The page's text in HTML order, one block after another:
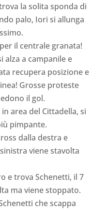
la solita sponda di
palo, Iori si allunga
per il centrale granata!
alza a campanile e
recupera posizione e
Grosse proteste
il gol.
area del Cittadella, si
pimpante.
dalla destra e
viene stavolta
e trova Schenetti, il 7
ma viene stoppato.
che scappa